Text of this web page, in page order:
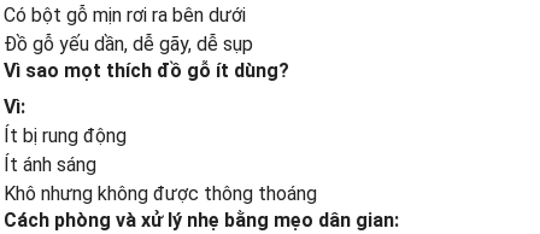
Có bột gỗ mịn rơi ra bên dưới
Đồ gỗ yếu dần, dễ gãy, dễ sụp
Vì sao mọt thích đồ gỗ ít dùng?
Vì:
Ít bị rung động
Ít ánh sáng
Khô nhưng không được thông thoáng
Cách phòng và xử lý nhẹ bằng mẹo dân gian: